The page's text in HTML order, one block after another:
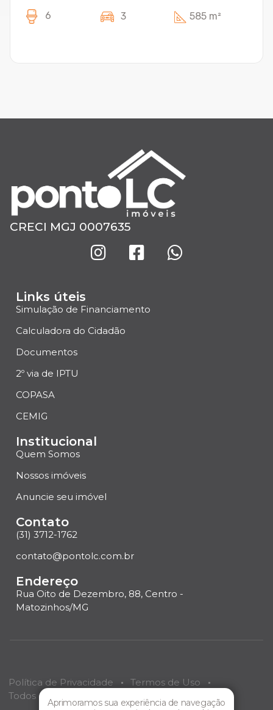
6 3 585 m²
CRECI MGJ 0007635
Links úteis
Simulação de Financiamento
Calculadora do Cidadão
Documentos
2º via de IPTU
COPASA
CEMIG
Institucional
Quem Somos
Nossos imóveis
Anuncie seu imóvel
Contato
(31) 3712-1762
contato@pontolc.com.br
Endereço
Rua Oito de Dezembro, 88, Centro -
Matozinhos/MG
Política de Privacidade
Termos de Uso
Todos os direitos reservados
Aprimoramos sua experiência de navegação